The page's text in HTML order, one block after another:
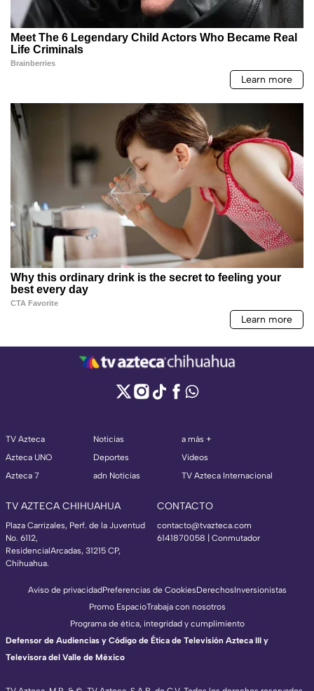
TV Azteca
Azteca UNO
Azteca 7
Noticias
Deportes
adn Noticias
a más +
Videos
TV Azteca Internacional
TV AZTECA CHIHUAHUA
Plaza Carrizales, Perf. de la Juventud
No. 6112,
ResidencialArcadas, 31215 CP,
Chihuahua.
CONTACTO
contacto@tvazteca.com
6141870058 | Conmutador
Aviso de privacidadPreferencias de CookiesDerechosInversionistas
Promo EspacioTrabaja con nosotros
Programa de ética, integridad y cumplimiento
Defensor de Audiencias y Código de Ética de Televisión Azteca III y
Televisora del Valle de México